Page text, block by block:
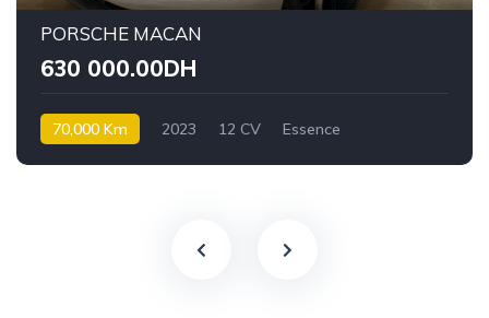
PORSCHE MACAN
630 000.00DH
70,000 Km 2023 12 CV Essence